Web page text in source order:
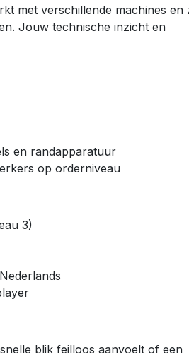
met verschillende machines en
Jouw technische inzicht en
en randapparatuur
op orderniveau
3)
blik feilloos aanvoelt of een